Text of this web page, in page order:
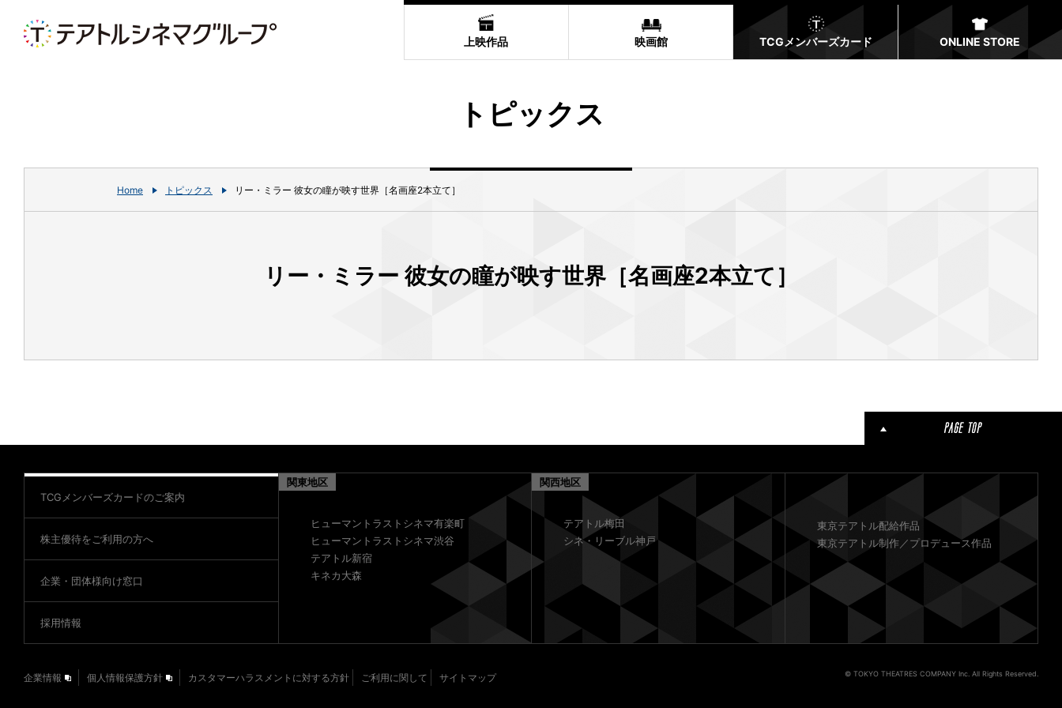
上映作品 映画館 TCGメンバーズカード ONLINE STORE
トピックス
Home トピックス リー・ミラー 彼女の瞳が映す世界［名画座2本立て］
リー・ミラー 彼女の瞳が映す世界［名画座2本立て］
TCGメンバーズカードのご案内
株主優待をご利用の方へ
企業・団体様向け窓口
採用情報
関東地区
ヒューマントラストシネマ有楽町
ヒューマントラストシネマ渋谷
テアトル新宿
キネカ大森
関西地区
テアトル梅田
シネ・リーブル神戸
東京テアトル配給作品
東京テアトル制作／プロデュース作品
企業情報 個人情報保護方針 カスタマーハラスメントに対する方針 ご利用に関して サイトマップ © TOKYO THEATRES COMPANY Inc. All Rights Reserved.